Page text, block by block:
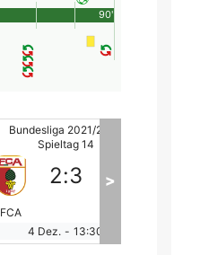
90'
Bundesliga 2021/2022
Spieltag 14
FCA
2:3
4 Dez. - 13:30
>